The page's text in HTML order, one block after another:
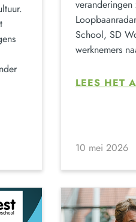
School, SD
werknemers
LEES HET
10 mei 2026